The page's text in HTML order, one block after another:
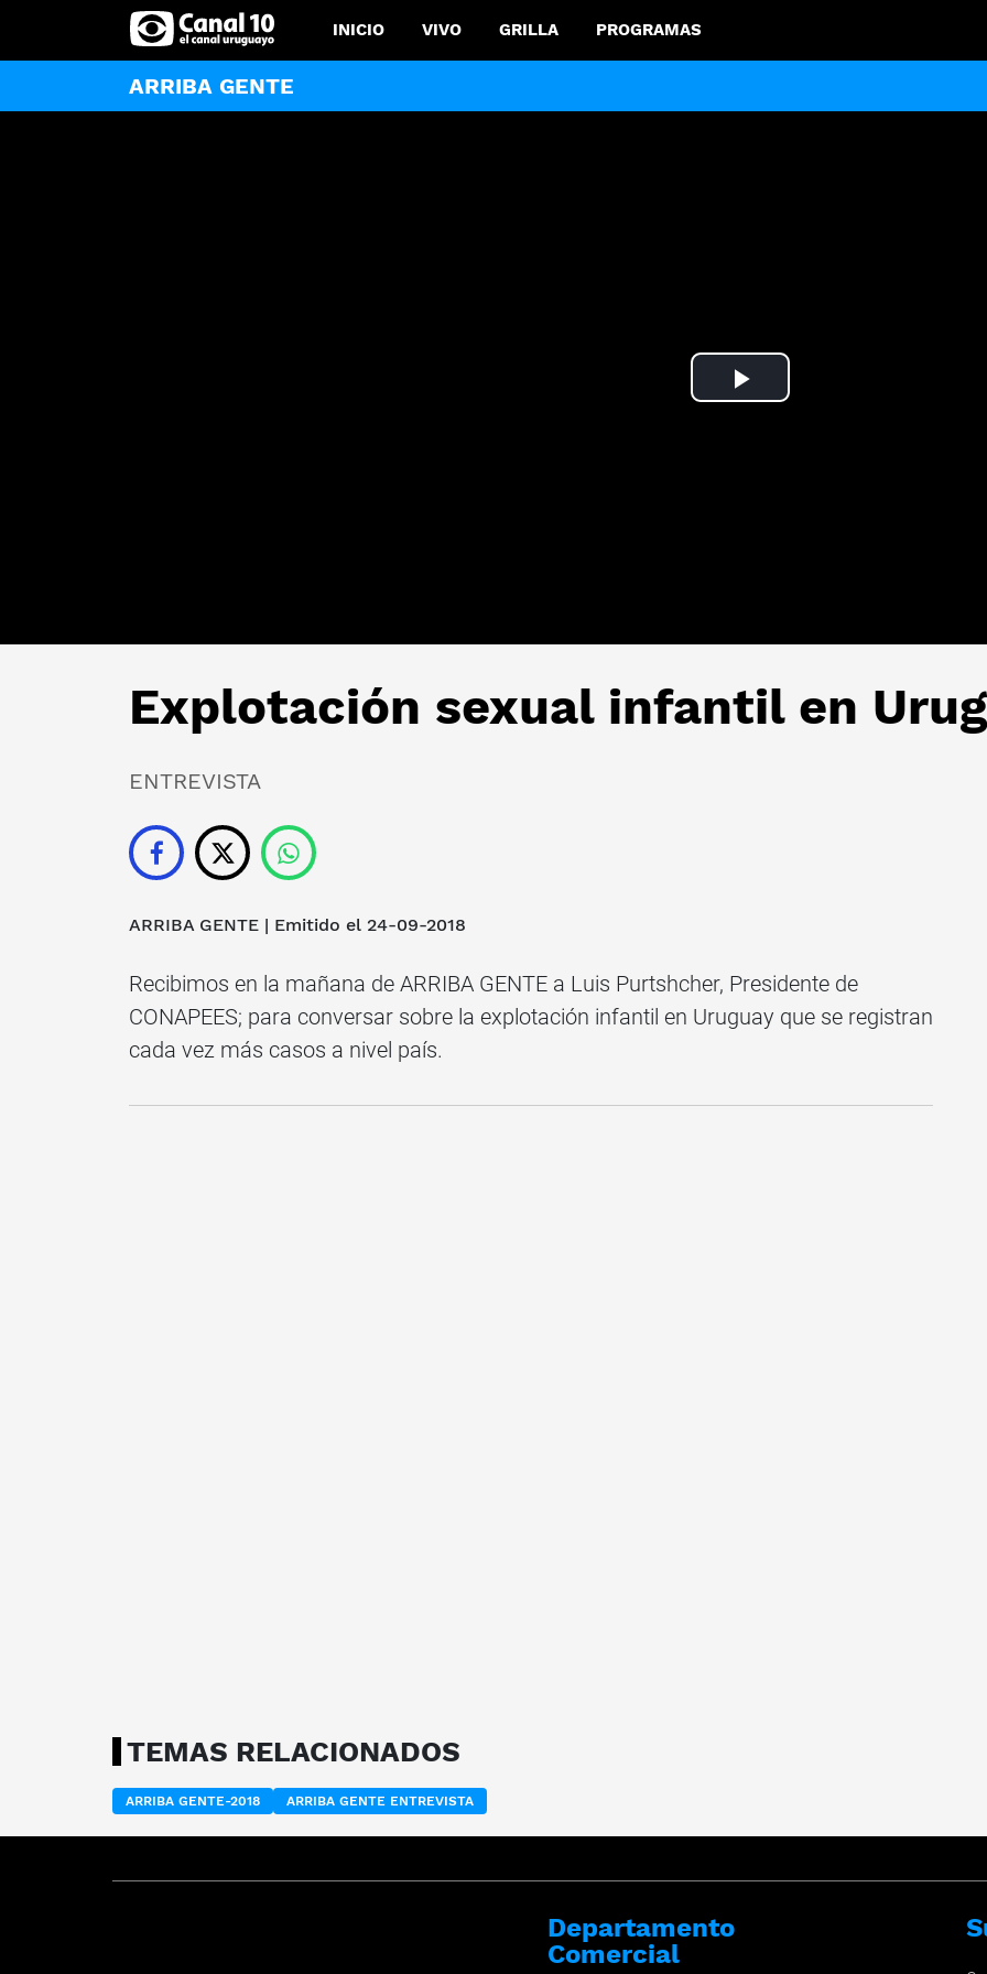
INICIO VIVO GRILLA PROGRAMAS
ARRIBA GENTE
Play
Explotación sexual infantil en
ENTREVISTA
ARRIBA GENTE | Emitido el 24-09-2018
Recibimos en la mañana de ARRIBA GENTE a Luis Purtshcher, Presidente de
CONAPEES; para conversar sobre la explotación infantil en Uruguay que se registran
cada vez más casos a nivel país.
TEMAS RELACIONADOS
ARRIBA GENTE-2018 ARRIBA GENTE ENTREVISTA
Departamento
Comercial